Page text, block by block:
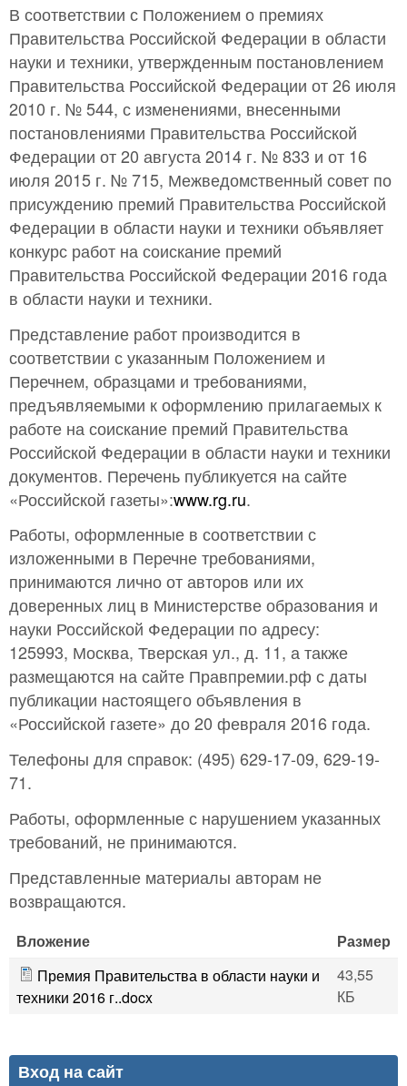
В соответствии с Положением о премиях
Правительства Российской Федерации в области
науки и техники, утвержденным постановлением
Правительства Российской Федерации от 26 июля
2010 г. № 544, с изменениями, внесенными
постановлениями Правительства Российской
Федерации от 20 августа 2014 г. № 833 и от 16
июля 2015 г. № 715, Межведомственный совет по
присуждению премий Правительства Российской
Федерации в области науки и техники объявляет
конкурс работ на соискание премий
Правительства Российской Федерации 2016 года
в области науки и техники.
Представление работ производится в
соответствии с указанным Положением и
Перечнем, образцами и требованиями,
предъявляемыми к оформлению прилагаемых к
работе на соискание премий Правительства
Российской Федерации в области науки и техники
документов. Перечень публикуется на сайте
«Российской газеты»:www.rg.ru.
Работы, оформленные в соответствии с
изложенными в Перечне требованиями,
принимаются лично от авторов или их
доверенных лиц в Министерстве образования и
науки Российской Федерации по адресу:
125993, Москва, Тверская ул., д. 11, а также
размещаются на сайте Правпремии.рф с даты
публикации настоящего объявления в
«Российской газете» до 20 февраля 2016 года.
Телефоны для справок: (495) 629-17-09, 629-19-
71.
Работы, оформленные с нарушением указанных
требований, не принимаются.
Представленные материалы авторам не
возвращаются.
Вложение
Размер
Премия Правительства в области науки и
техники 2016 г..docx
43,55
КБ
Вход на сайт